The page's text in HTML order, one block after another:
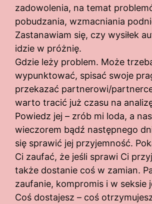
zadowolenia, na temat
pobudzania, wzmacniania
Zastanawiam się, czy wysiłek
idzie w próżnię.
Gdzie leży problem. Może
wypunktować, spisać swoje
przekazać partnerowi/
warto tracić już czasu na
Powiedz jej – zrób mi loda, a
wieczorem bądź następnego
się sprawić jej przyjemność.
Ci zaufać, że jeśli sprawi Ci
także dostanie coś w zamian.
zaufanie, kompromis i w seksie
Coś dostajesz – coś